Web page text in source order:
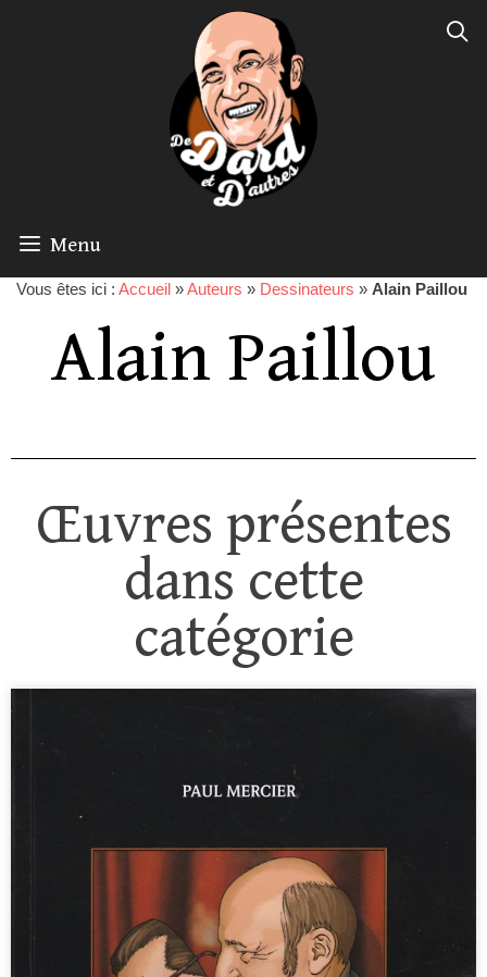
Menu
Vous êtes ici : Accueil »Auteurs » Dessinateurs » Alain Paillou
Alain Paillou
Œuvres présentes
dans cette
catégorie